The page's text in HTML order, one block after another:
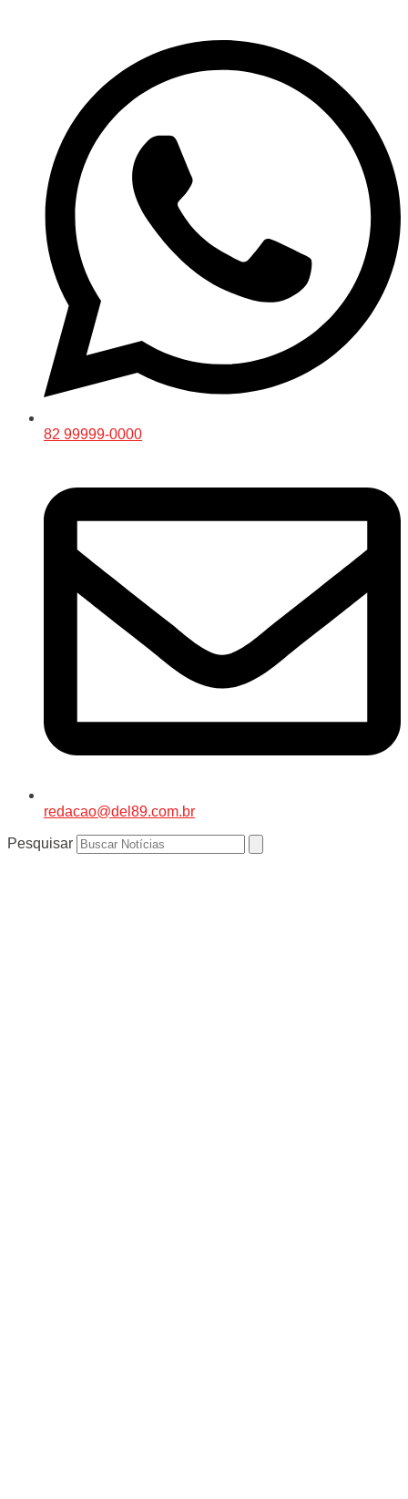
82 99999-0000
redacao@del89.com.br
Pesquisar